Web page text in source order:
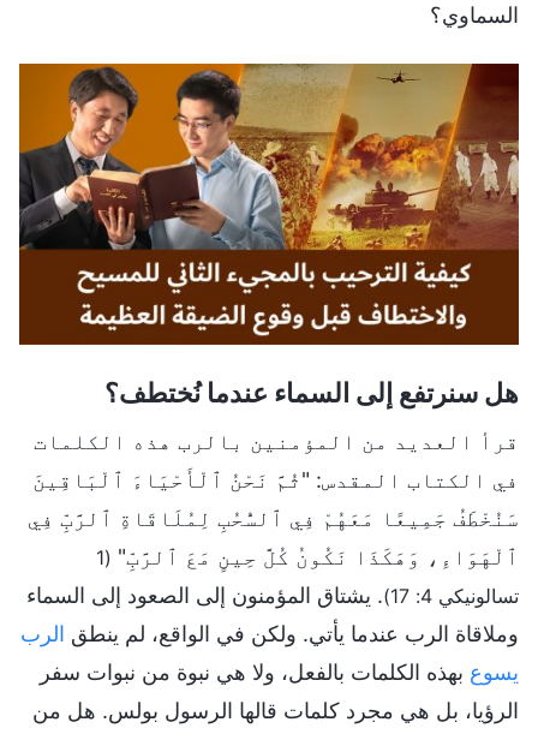
السماوي؟
هل سنرتفع إلى السماء عندما نُختطف؟
قرأ العديد من المؤمنين بالرب هذه الكلمات
في الكتاب المقدس: "ثُمَّ نَحْنُ ٱلْأَحْيَاءَ ٱلْبَاقِينَ
سَنُخْطَفُ جَمِيعًا مَعَهُمْ فِي ٱلسُّحُبِ لِمُلَاقَاةِ ٱلرَّبِّ فِي
ٱلْهَوَاءِ، وَهَكَذَا نَكُونُ كُلَّ حِينٍ مَعَ ٱلرَّبِّ"
(1
تسالونيكي 4: 17)
. يشتاق المؤمنون إلى الصعود إلى السماء
وملاقاة الرب عندما يأتي. ولكن في الواقع، لم ينطق الرب
يسوع بهذه الكلمات بالفعل، ولا هي نبوة من نبوات سفر
الرؤيا، بل هي مجرد كلمات قالها الرسول بولس. هل من